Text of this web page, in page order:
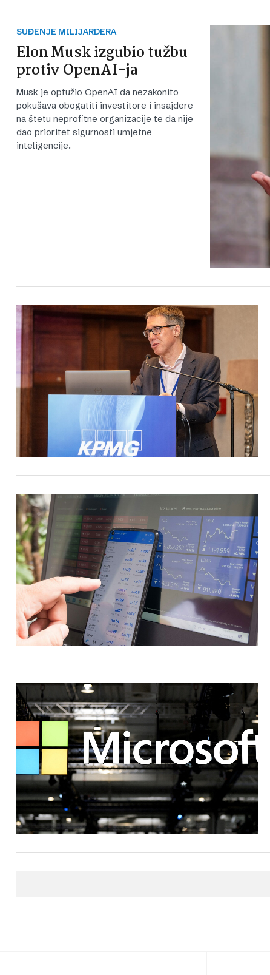
SUĐENJE MILIJARDERA
Elon Musk izgubio tužbu
protiv OpenAI-ja
Musk je optužio OpenAI da nezakonito
pokušava obogatiti investitore i insajdere
na štetu neprofitne organizacije te da nije
dao prioritet sigurnosti umjetne
inteligencije.